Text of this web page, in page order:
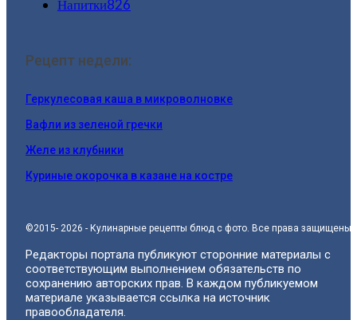
Напитки826
Рецепт недели:
Геркулесовая каша в микроволновке
Вафли из зеленой гречки
Желе из клубники
Куриные окорочка в казане на костре
©2015- 2026 - Кулинарные рецепты блюд с фото. Все права защищены.
Редакторы портала публикуют сторонние материалы с
соответствующим выполнением обязательств по
сохранению авторских прав. В каждом публикуемом
материале указывается ссылка на источник
правообладателя.